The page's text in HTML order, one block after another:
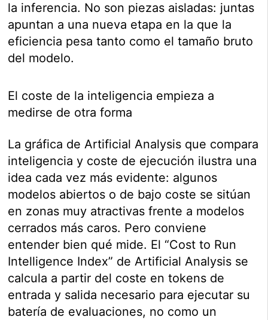
la inferencia. No son piezas aisladas: juntas
apuntan a una nueva etapa en la que la
eficiencia pesa tanto como el tamaño bruto
del modelo.
El coste de la inteligencia empieza a
medirse de otra forma
La gráfica de Artificial Analysis que compara
inteligencia y coste de ejecución ilustra una
idea cada vez más evidente: algunos
modelos abiertos o de bajo coste se sitúan
en zonas muy atractivas frente a modelos
cerrados más caros. Pero conviene
entender bien qué mide. El “Cost to Run
Intelligence Index” de Artificial Analysis se
calcula a partir del coste en tokens de
entrada y salida necesario para ejecutar su
batería de evaluaciones, no como un